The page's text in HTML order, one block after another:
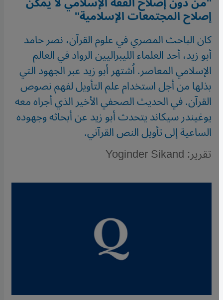
إصلاح المجتمعات الإسلامية''
كان الباحث المصري في علوم القرآن، نصر حامد
أبو زيد، أحد العلماء الليبراليين الرواد في العالم
الإسلامي المعاصر. اُشتهر أبو زيد عبر الجهود التي
بذلها من أجل استخدام علم التأويل لفهم نصوص
القرآن. في الحديث الصحفي الأخير الذي أجراه معه
يوغيندر سيكاند يتحدث أبو زيد عن أبحاثه وجهوده
الساعية إلى تأويل النص القرآني.
تقرير: Yoginder Sikand